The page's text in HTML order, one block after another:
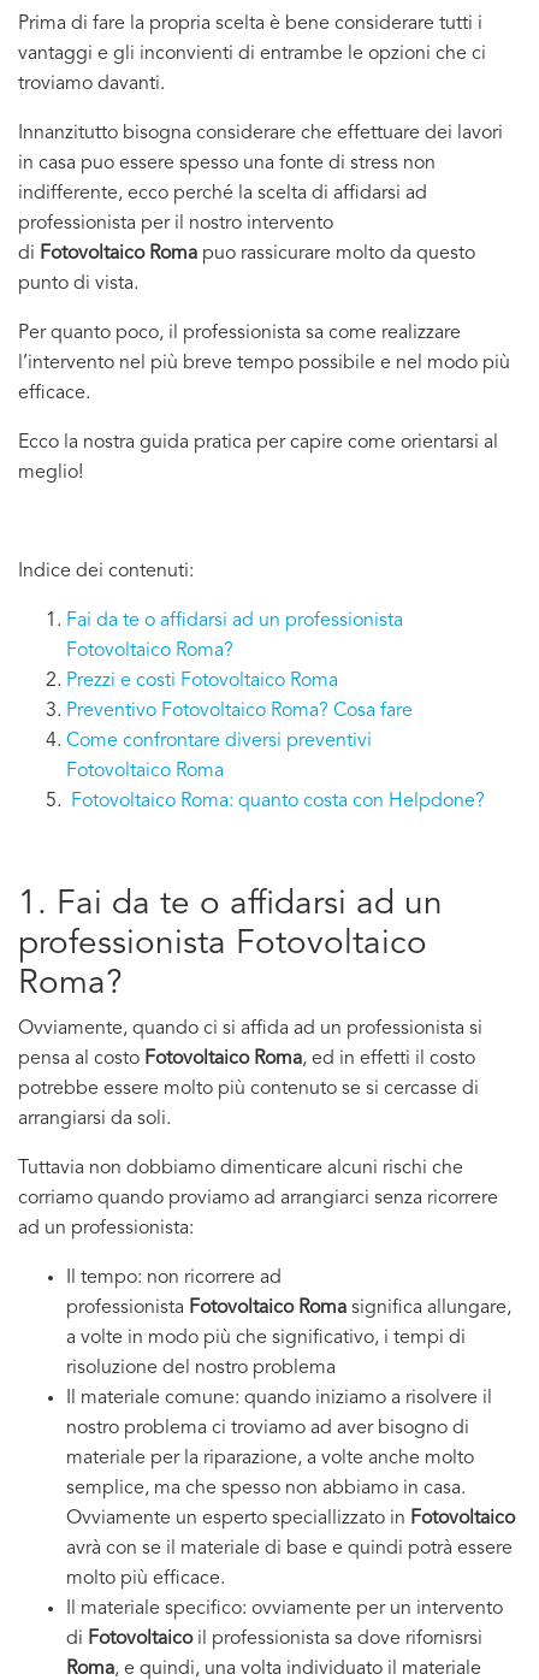
Prima di fare la propria scelta è bene considerare tutti i
vantaggi e gli inconvienti di entrambe le opzioni che ci
troviamo davanti.
Innanzitutto bisogna considerare che effettuare dei lavori
in casa puo essere spesso una fonte di stress non
indifferente, ecco perché la scelta di affidarsi ad
professionista per il nostro intervento
di Fotovoltaico Roma puo rassicurare molto da questo
punto di vista.
Per quanto poco, il professionista sa come realizzare
l’intervento nel più breve tempo possibile e nel modo più
efficace.
Ecco la nostra guida pratica per capire come orientarsi al
meglio!
Indice dei contenuti:
Fai da te o affidarsi ad un professionista
Fotovoltaico Roma?
Prezzi e costi Fotovoltaico Roma
Preventivo Fotovoltaico Roma? Cosa fare
Come confrontare diversi preventivi
Fotovoltaico Roma
Fotovoltaico Roma: quanto costa con Helpdone?
1. Fai da te o affidarsi ad un
professionista Fotovoltaico
Roma?
Ovviamente, quando ci si affida ad un professionista si
pensa al costo Fotovoltaico Roma, ed in effetti il costo
potrebbe essere molto più contenuto se si cercasse di
arrangiarsi da soli.
Tuttavia non dobbiamo dimenticare alcuni rischi che
corriamo quando proviamo ad arrangiarci senza ricorrere
ad un professionista:
Il tempo: non ricorrere ad
professionista Fotovoltaico Roma significa allungare,
a volte in modo più che significativo, i tempi di
risoluzione del nostro problema
Il materiale comune: quando iniziamo a risolvere il
nostro problema ci troviamo ad aver bisogno di
materiale per la riparazione, a volte anche molto
semplice, ma che spesso non abbiamo in casa.
Ovviamente un esperto speciallizzato in Fotovoltaico
avrà con se il materiale di base e quindi potrà essere
molto più efficace.
Il materiale specifico: ovviamente per un intervento
di Fotovoltaicoil professionista sa dove rifornisrsi
Roma, e quindi, una volta individuato il materiale